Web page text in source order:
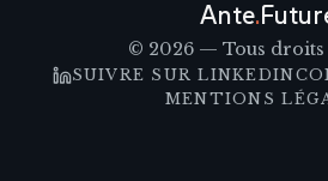
Ante.
© 2026 — Tous droits
SUIVRE SUR LINKEDIN
MENTIONS